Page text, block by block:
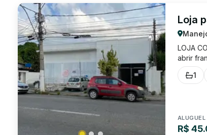
Loja
LOJA
abrir
melhor
uso +1
ALUGUEL
R$